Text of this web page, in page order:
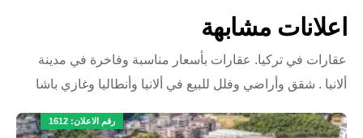
اعلانات مشابهة
عقارات في تركيا. عقارات بأسعار مناسبة وفاخرة في مدينة
ألانيا . شقق وأراضي وفلل للبيع في ألانيا وأنطاليا وغازي باشا
رقم الاعلان: 1612